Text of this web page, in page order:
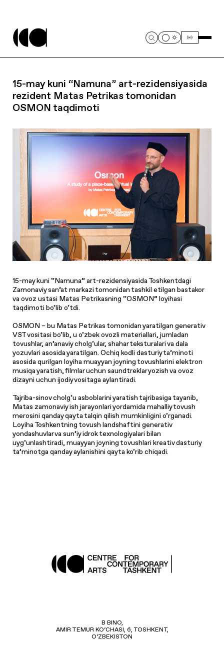
15-may kuni “Namuna” art-rezidensiyasida
rezident Matas Petrikas tomonidan
OSMON taqdimoti
15-may kuni “Namuna” art-rezidensiyasida Toshkentdagi
Zamonaviy san’at markazi tomonidan tashkil etilgan bastakor
va ovoz ustasi Matas Petrikasning “OSMON” loyihasi
taqdimoti bo‘lib o‘tdi.
OSMON – bu Matas Petrikas tomonidan yaratilgan generativ
VST vositasi bo‘lib, u o‘zbek ovozli materiallari, jumladan
tovushlar, an’anaviy cholg‘ular, shahar teksturalari va dala
yozuvlari asosida yaratilgan. Ochiq kodli dasturiy ta’minoti
asosida qurilgan loyiha muayyan joyning tovushlarini elektron
musiqa yaratish, filmlar uchun saundtreklar yozish va ovoz
dizayni uchun ijodiy vositaga aylantiradi.
Tajriba-sinov cholg‘u asboblarini yaratish tajribasiga tayanib,
Matas zamonaviy ish jarayonlari yordamida mahalliy tovush
merosini qanday qayta talqin qilish mumkinligini o‘rganadi.
Loyiha Toshkentning tovush landshaftini generativ
yondashuvlar va sun’iy idrok texnologiyalari bilan
uyg‘unlashtiradi, muayyan joyning tovushlari kreativ dasturiy
ta’minotga qanday aylanishini qayta ko‘rib chiqadi.
B BINO,
AMIR TEMUR KO‘CHASI, 6, TOSHKENT,
O‘ZBEKISTON